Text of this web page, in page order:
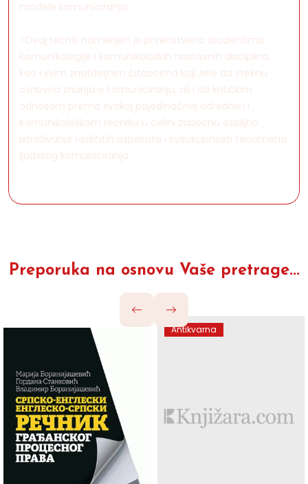
modele komuniciranja.
>Ovaj rečnik namenjen je prvenstveno studentima
Komunikologije i komunikoloških nastavnih disciplina,
kao i svim znatiželjnim čitaocima koji žele da steknu
osnovna znanja o komuniciranju, ali i da kritičkim
odnosom prema svakoj pojedinačnoj odrednici i
Komunikološkom rečniku u celini započnu ozbiljno
istraživanje različitih aspekata i sveukupnosti fenomena
ljudskog komuniciranja
Preporuka na osnovu Vaše pretrage...
Antikvarna